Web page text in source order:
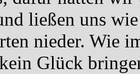
ließen uns
nieder. Wie
Glück